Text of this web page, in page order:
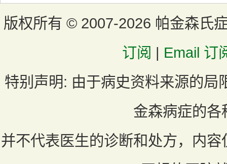
版权所有 © 2007-2026 帕金森氏
订阅 | Email 订
特别声明: 由于病史资料来源的局
金森病症的各
并不代表医生的诊断和处方，内